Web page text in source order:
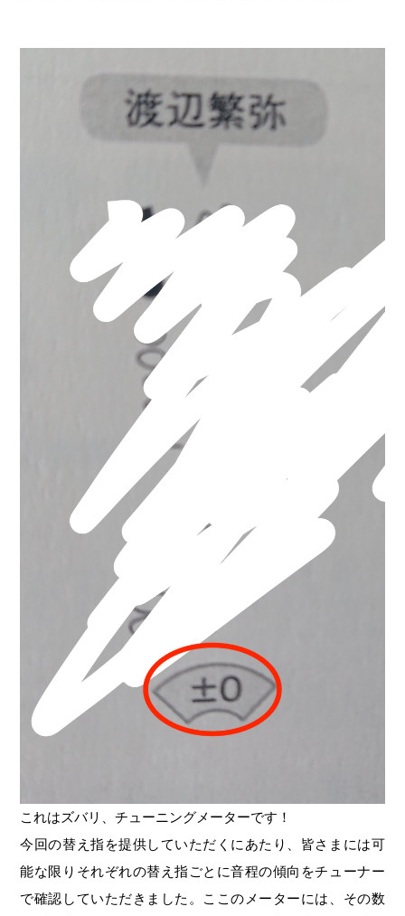
これはズバリ、チューニングメーターです！
今回の替え指を提供していただくにあたり、皆さまには可
能な限りそれぞれの替え指ごとに音程の傾向をチューナー
で確認していただきました。ここのメーターには、その数